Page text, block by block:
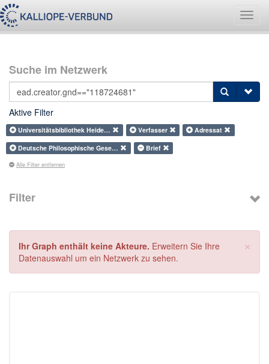
Suche im Netzwerk
Aktive Filter
Universitätsbibliothek Heide… Verfasser
Adressat
Deutsche Philosophische Gese…
Brief
Alle Filter entfernen
Filter
×
Ihr Graph enthält keine Akteure. Erweitern Sie Ihre
Datenauswahl um ein Netzwerk zu sehen.